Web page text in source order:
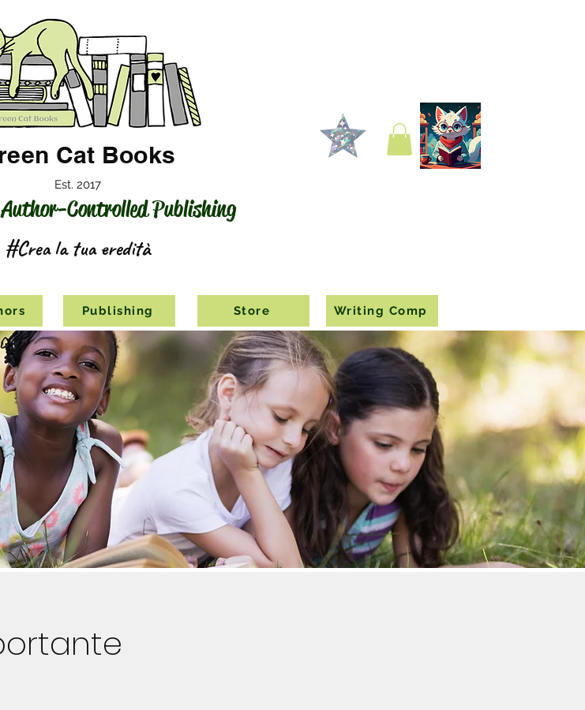
Cat Books
Est. 2017
#Crea la tua eredità
Controlled Publishing
Publishing Store Writing Comp